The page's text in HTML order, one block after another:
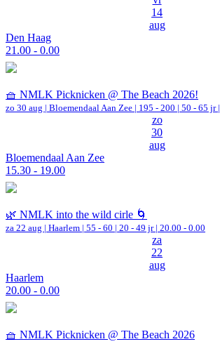
14
aug
Den Haag
21.00 - 0.00
🧺 NMLK Picknicken @ The Beach 2026!
zo 30 aug | Bloemendaal Aan Zee | 195 - 200 | 50 - 65 jr |
zo
30
aug
Bloemendaal Aan Zee
15.30 - 19.00
🌿 NMLK into the wild cirle 🌀
za 22 aug | Haarlem | 55 - 60 | 20 - 49 jr | 20.00 - 0.00
za
22
aug
Haarlem
20.00 - 0.00
🧺 NMLK Picknicken @ The Beach 2026